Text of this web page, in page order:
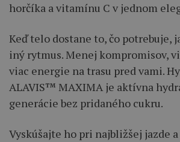
horčíka a vitamínu C v jednom
Keď telo dostane to, čo potrebuje,
iný rytmus. Menej kompromisov,
viac energie na trasu pred vami.
ALAVIS™ MAXIMA je aktívna
generácie bez pridaného cukru.
Vyskúšajte ho pri najbližšej jazde